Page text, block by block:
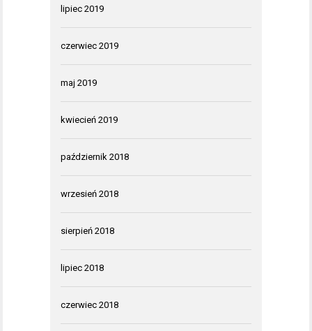
lipiec 2019
czerwiec 2019
maj 2019
kwiecień 2019
październik 2018
wrzesień 2018
sierpień 2018
lipiec 2018
czerwiec 2018